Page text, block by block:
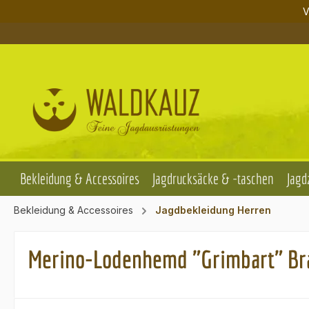
Bekleidung & Accessoires Jagdrucksäcke & -taschen
Bekleidung & Accessoires Jagdbekleidung Herren
Merino-Lodenhemd "Grimbart"